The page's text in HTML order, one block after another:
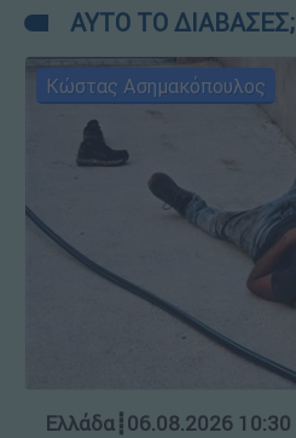
ΑΥΤΟ ΤΟ ΔΙΑΒΑΣΕΣ;
Κώστας Ασημακόπουλος
Ελλάδα┋06.08.2026 10:30